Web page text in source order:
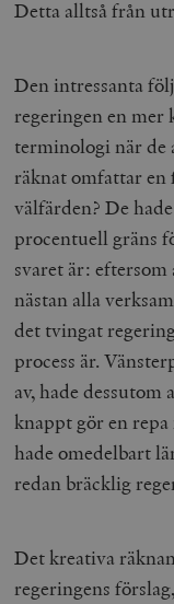
Detta alltså från
Den intressanta
regeringen en
terminologi när de
räknat omfattar en
välfärden? De
procentuell gräns
svaret är:
nästan alla
det tvingat
process är.
av, hade dessutom
knappt gör en
hade omedelbart
redan bräcklig
Det kreativa
regeringens